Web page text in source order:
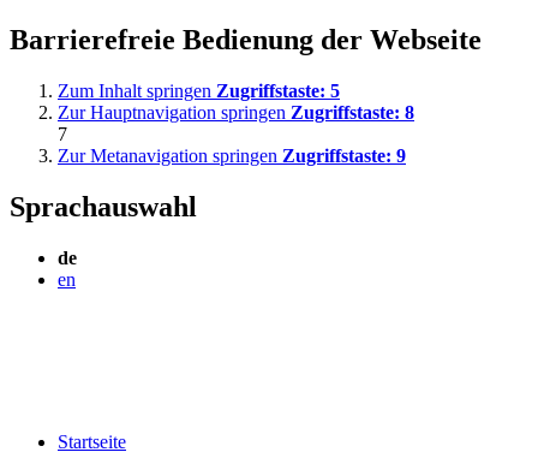
Barrierefreie Bedienung der Webseite
Zum Inhalt springen Zugriffstaste: 5
Zur Hauptnavigation springen Zugriffstaste: 8
7
Zur Metanavigation springen Zugriffstaste: 9
Sprachauswahl
de
en
Startseite